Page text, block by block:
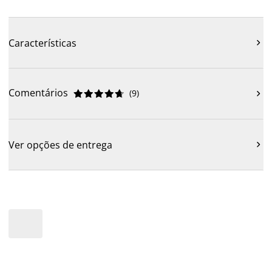
Características 
Comentários 




 (9) 
Ver opções de entrega 